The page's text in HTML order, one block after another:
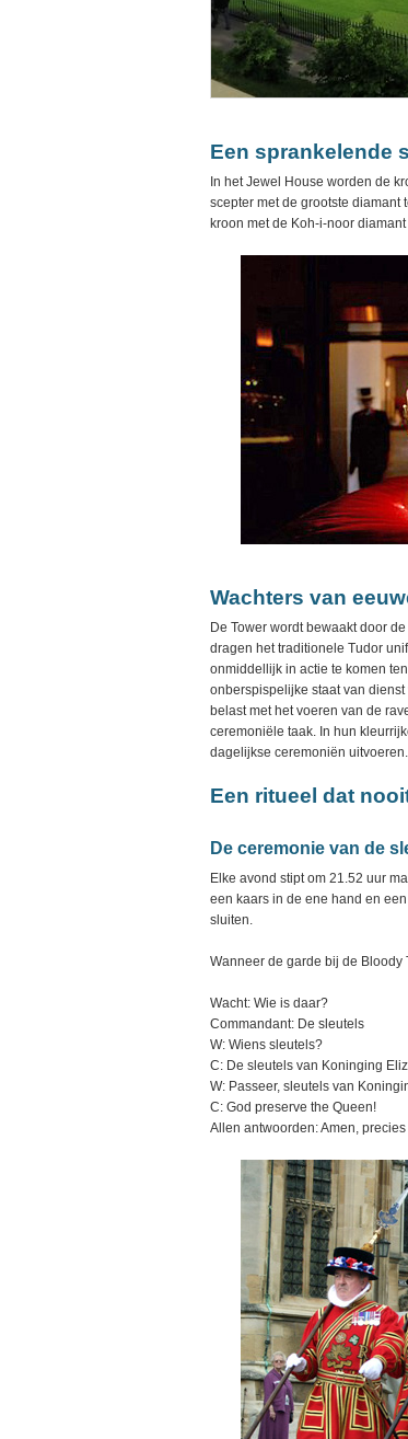
Een sprankelende
In het Jewel House worden de
scepter met de grootste diamant
kroon met de Koh-i-noor
Wachters van
De Tower wordt bewaakt door
dragen het traditionele Tudor
onmiddellijk in actie te komen
onberspispelijke staat van
belast met het voeren van de
ceremoniële taak. In hun
dagelijkse ceremoniën uitvoeren.
Een ritueel dat
De ceremonie van de
Elke avond stipt om 21.52 uur
een kaars in de ene hand en
sluiten.
Wanneer de garde bij de Bloody
Wacht: Wie is daar?
Commandant: De sleutels
W: Wiens sleutels?
C: De sleutels van Koninging
W: Passeer, sleutels van
C: God preserve the Queen!
Allen antwoorden: Amen,